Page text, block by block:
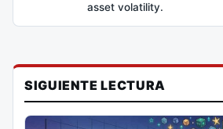
asset volatility.
SIGUIENTE LECTURA